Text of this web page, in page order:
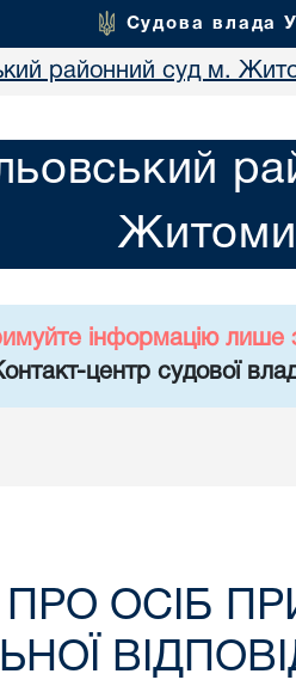
Судова влада
районний суд м.
інформацію лише
центр судової
ПРО ОСІБ